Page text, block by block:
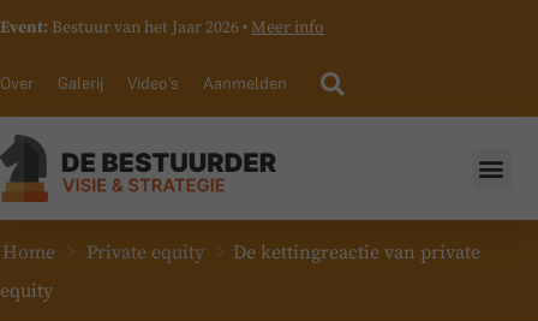
Event: Bestuur van het Jaar 2026 • Meer info
Over Galerij Video’s Aanmelden
Home > Private equity > De kettingreactie van private
equity